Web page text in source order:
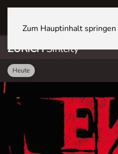
Zum Hauptinhalt springen
ZÜRICHSihlcity
Heute